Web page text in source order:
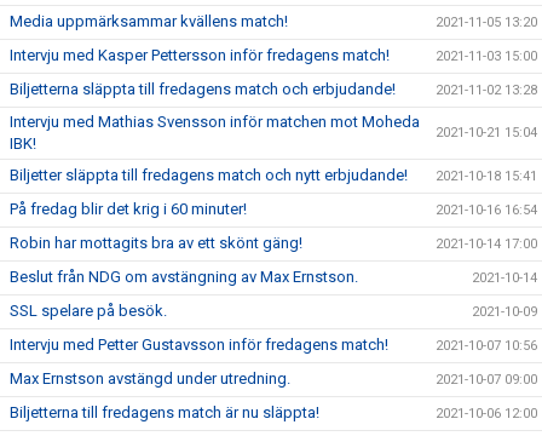
Media uppmärksammar kvällens match! 2021-11-05 13:20
Intervju med Kasper Pettersson inför fredagens match! 2021-11-03 15:00
Biljetterna släppta till fredagens match och erbjudande! 2021-11-02 13:28
Intervju med Mathias Svensson inför matchen mot Moheda
IBK!
2021-10-21 15:04
Biljetter släppta till fredagens match och nytt erbjudande! 2021-10-18 15:41
På fredag blir det krig i 60 minuter! 2021-10-16 16:54
Robin har mottagits bra av ett skönt gäng! 2021-10-14 17:00
Beslut från NDG om avstängning av Max Ernstson. 2021-10-14
SSL spelare på besök. 2021-10-09
Intervju med Petter Gustavsson inför fredagens match! 2021-10-07 10:56
Max Ernstson avstängd under utredning. 2021-10-07 09:00
Biljetterna till fredagens match är nu släppta! 2021-10-06 12:00